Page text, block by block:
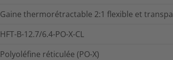
Gaine thermorétractable 2:1 flexible et
HFT-B-12.7/6.4-PO-X-CL
Polyoléfine réticulée (PO-X)